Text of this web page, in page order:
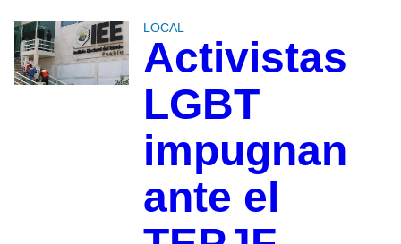
LOCAL
Activistas
LGBT
impugnan
ante el